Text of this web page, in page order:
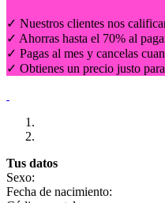
✓ Nuestros clientes nos
✓ Ahorras hasta el 70% al
✓ Pagas al mes y cancelas
✓ Obtienes un precio justo
Tus datos
Sexo:
Fecha de nacimiento: